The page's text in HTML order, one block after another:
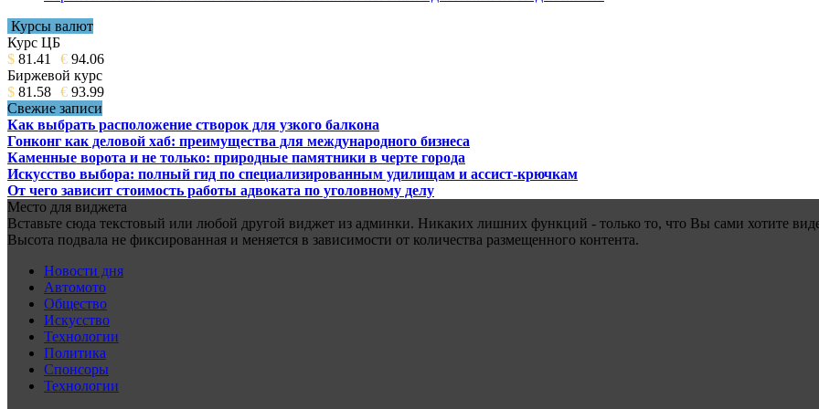
Курсы валют
Курс ЦБ
$ 81.41 € 94.06
Биржевой курс
$ 81.58 € 93.99
Свежие записи
Как выбрать расположение створок для узкого балкона
Гонконг как деловой хаб: преимущества для международного бизнеса
Каменные ворота и не только: природные памятники в черте города
Искусство выбора: полный гид по специализированным удилищам и ассист-крючкам
От чего зависит стоимость работы адвоката по уголовному делу
Место для виджета
Вставьте сюда текстовый или любой другой виджет из админки. Никаких лишних функций - только то, что Вы сами хотите
Высота подвала не фиксированная и меняется в зависимости от количества размещенного контента.
Новости дня
Автомото
Общество
Искусство
Технологии
Политика
Спонсоры
Технологии